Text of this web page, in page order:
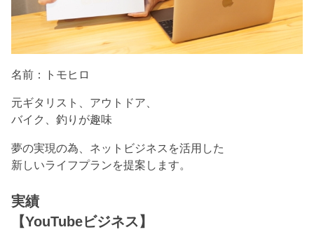
名前：トモヒロ
元ギタリスト、アウトドア、
バイク、釣りが趣味
夢の実現の為、ネットビジネスを活用した
新しいライフプランを提案します。
実績
【YouTubeビジネス】